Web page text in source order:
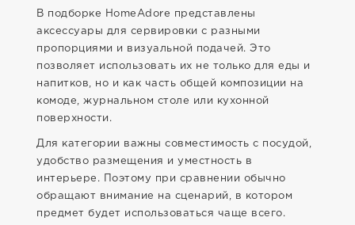
В подборке HomeAdore представлены
аксессуары для сервировки с разными
пропорциями и визуальной подачей. Это
позволяет использовать их не только для еды и
напитков, но и как часть общей композиции на
комоде, журнальном столе или кухонной
поверхности.
Для категории важны совместимость с посудой,
удобство размещения и уместность в
интерьере. Поэтому при сравнении обычно
обращают внимание на сценарий, в котором
предмет будет использоваться чаще всего.